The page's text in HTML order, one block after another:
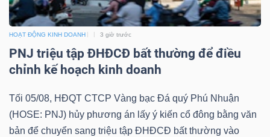
HOẠT ĐỘNG KINH DOANH 3 giờ trước
PNJ triệu tập ĐHĐCĐ bất thường để điều
chỉnh kế hoạch kinh doanh
Tối 05/08, HĐQT CTCP Vàng bạc Đá quý Phú Nhuận
(HOSE: PNJ) hủy phương án lấy ý kiến cổ đông bằng văn
bản để chuyển sang triệu tập ĐHĐCĐ bất thường vào
NĂNG
LƯỢNG
NGUYÊN
VẬT
LIỆU